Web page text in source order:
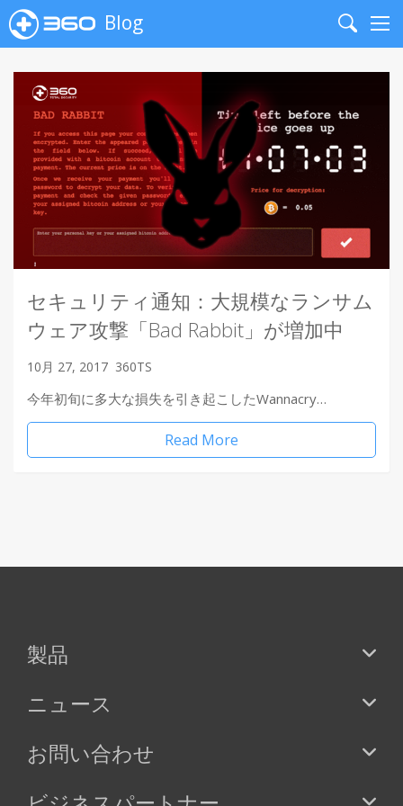
Blog
Search
セキュリティ通知：大規模なランサム
ウェア攻撃「Bad Rabbit」が増加中
10月 27, 2017 360TS
今年初旬に多大な損失を引き起こしたWannacry…
Read More
製品
ニュース
お問い合わせ